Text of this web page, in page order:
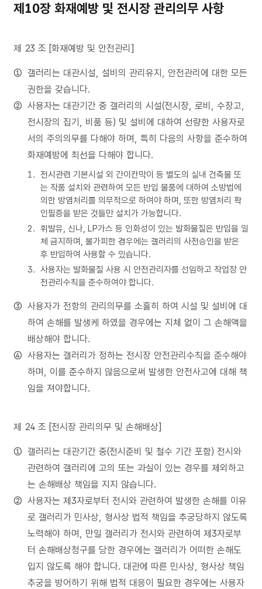
제10장 화재예방 및 전시장 관리의무 사항
제 23 조 [화재예방 및 안전관리]
갤러리는 대관시설, 설비의 관리유지, 안전관리에 대한 모든
권한을 갖습니다.
사용자는 대관기간 중 갤러리의 시설(전시장, 로비, 수장고,
전시장의 집기, 비품 등) 및 설비에 대하여 선량한 사용자로
서의 주의의무를 다해야 하며, 특히 다음의 사항을 준수하여
화재예방에 최선을 다해야 합니다.
전시관련 기본시설 외 간이칸막이 등 별도의 실내 건축물 또
는 작품 설치와 관련하여 모든 반입 물품에 대하여 소방법에
의한 방염처리를 의무적으로 하여야 하며, 또한 방염처리 확
인필증을 받은 것들만 설치가 가능합니다.
휘발유, 신나, LP가스 등 인화성이 있는 발화물질은 반입을 일
체 금지하며, 불가피한 경우에는 갤러리의 사전승인을 받은
후 반입하여 사용할 수 있습니다.
사용자는 발화물질 사용 시 안전관리자를 선임하고 작업장 안
전관리수칙을 준수하여야 합니다.
사용자가 전항의 관리의무를 소홀히 하여 시설 및 설비에 대
하여 손해를 발생케 하였을 경우에는 지체 없이 그 손해액을
배상해야 합니다.
사용자는 갤러리가 정하는 전시장 안전관리수칙을 준수해야
하며, 이를 준수하지 않음으로써 발생한 안전사고에 대해 책
임을 져야합니다.
제 24 조 [전시장 관리의무 및 손해배상]
갤러리는 대관기간 중(전시준비 및 철수 기간 포함) 전시와
관련하여 갤러리에 고의 또는 과실이 있는 경우를 제외하고
는 손해배상 책임을 지지 않습니다.
사용자는 제3자로부터 전시와 관련하여 발생한 손해를 이유
로 갤러리가 민사상, 형사상 법적 책임을 추궁당하지 않도록
노력해야 하며, 만일 갤러리가 전시와 관련하여 제3자로부
터 손해배상청구를 당한 경우에는 갤러리가 어떠한 손해도
입지 않도록 해야 합니다. 대관에 따른 민사상, 형사상 책임
추궁을 방어하기 위해 법적 대응이 필요한 경우에는 사용자